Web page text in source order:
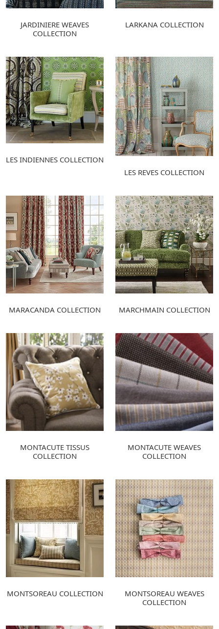
JARDINIERE WEAVES
COLLECTION
LARKANA COLLECTION
LES INDIENNES COLLECTION
LES REVES COLLECTION
MARACANDA COLLECTION MARCHMAIN COLLECTION
MONTACUTE TISSUS
COLLECTION
MONTACUTE WEAVES
COLLECTION
MONTSOREAU COLLECTION
MONTSOREAU WEAVES
COLLECTION